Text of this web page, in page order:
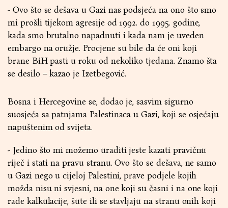
- Ovo što se dešava u Gazi nas podsjeća na ono što smo
mi prošli tijekom agresije od 1992. do 1995. godine,
kada smo brutalno napadnuti i kada nam je uveden
embargo na oružje. Procjene su bile da će oni koji
brane BiH pasti u roku od nekoliko tjedana. Znamo šta
se desilo – kazao je Izetbegović.
Bosna i Hercegovine se, dodao je, sasvim sigurno
suosjeća sa patnjama Palestinaca u Gazi, koji se osjećaju
napuštenim od svijeta.
- Jedino što mi možemo uraditi jeste kazati pravičnu
riječ i stati na pravu stranu. Ovo što se dešava, ne samo
u Gazi nego u cijeloj Palestini, prave podjele kojih
možda nisu ni svjesni, na one koji su časni i na one koji
rade kalkulacije, šute ili se stavljaju na stranu onih koji